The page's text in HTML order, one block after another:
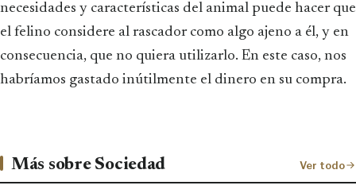
necesidades y características del animal puede hacer que
el felino considere al rascador como algo ajeno a él, y en
consecuencia, que no quiera utilizarlo. En este caso, nos
habríamos gastado inútilmente el dinero en su compra.
Más sobre Sociedad Ver todo